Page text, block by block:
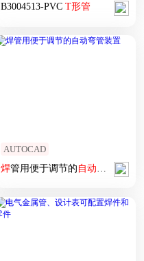
B3004513-PVC T形管
AUTOCAD
焊管用便于调节的自动弯 装置